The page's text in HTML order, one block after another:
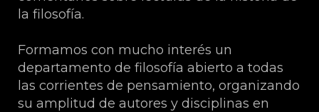
la filosofía.
Formamos con mucho interés un
departamento de filosofía abierto a todas
las corrientes de pensamiento, organizando
su amplitud de autores y disciplinas en